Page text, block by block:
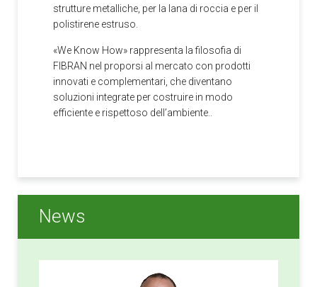
strutture metalliche, per la lana di roccia e per il
polistirene estruso.
«We Know How» rappresenta la filosofia di
FIBRAN nel proporsi al mercato con prodotti
innovati e complementari, che diventano
soluzioni integrate per costruire in modo
efficiente e rispettoso dell’ambiente..
News